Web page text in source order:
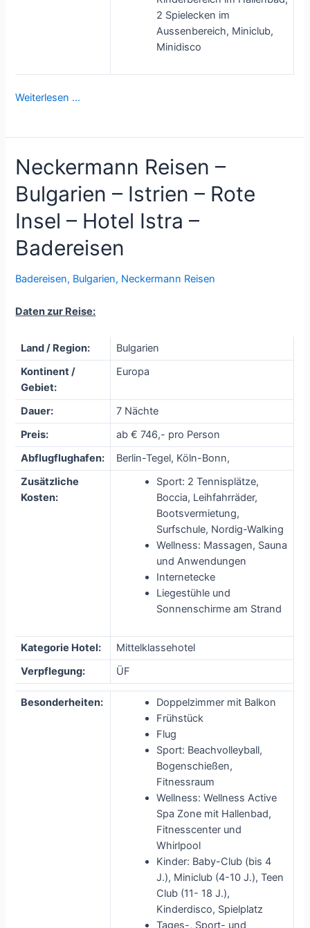
2 Spielecken im
Aussenbereich, Miniclub,
Minidisco
Weiterlesen …
Neckermann Reisen –
Bulgarien – Istrien – Rote
Insel – Hotel Istra –
Badereisen
Badereisen, Bulgarien, Neckermann Reisen
Daten zur Reise:
Land / Region:
Bulgarien
Kontinent /
Gebiet:
Europa
Dauer:
7 Nächte
Preis:
ab € 746,- pro Person
Abflugflughafen:
Berlin-Tegel, Köln-Bonn,
Zusätzliche
Kosten:
Sport: 2 Tennisplätze,
Boccia, Leihfahrräder,
Bootsvermietung,
Surfschule, Nordig-Walking
Wellness: Massagen, Sauna
und Anwendungen
Internetecke
Liegestühle und
Sonnenschirme am Strand
Kategorie Hotel:
Mittelklassehotel
Verpflegung:
ÜF
Besonderheiten:
Doppelzimmer mit Balkon
Frühstück
Flug
Sport: Beachvolleyball,
Bogenschießen,
Fitnessraum
Wellness: Wellness Active
Spa Zone mit Hallenbad,
Fitnesscenter und
Whirlpool
Kinder: Baby-Club (bis 4
J.), Miniclub (4-10 J.), Teen
Club (11- 18 J.),
Kinderdisco, Spielplatz
Tages-, Sport- und